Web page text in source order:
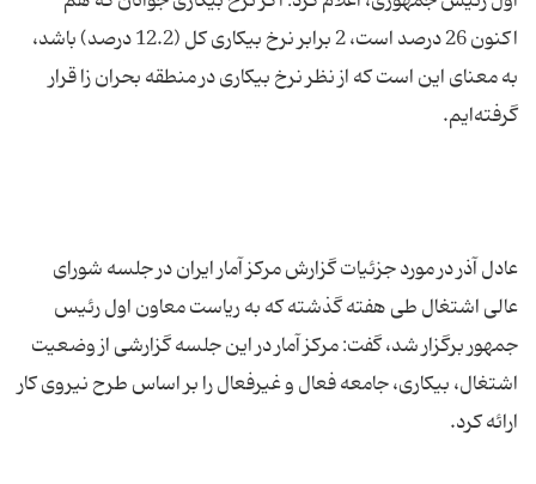
اکنون 26 درصد است، 2 برابر نرخ بیکاری کل (12.2 درصد) باشد،
به معنای این است که از نظر نرخ بیکاری در منطقه بحران زا قرار
عادل آذر در مورد جزئیات گزارش مرکز آمار ایران در جلسه شورای
عالی اشتغال طی هفته گذشته که به ریاست معاون اول رئیس
جمهور برگزار شد، گفت: مرکز آمار در این جلسه گزارشی از وضعیت
اشتغال، بیکاری، جامعه فعال و غیرفعال را بر اساس طرح نیروی کار